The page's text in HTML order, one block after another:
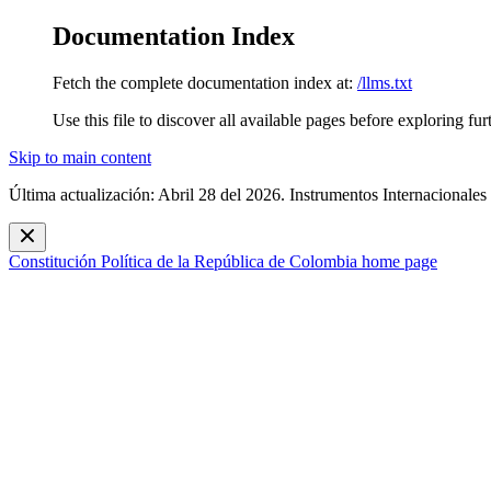
Documentation Index
Fetch the complete documentation index at: /llms.txt
Use this file to discover all available pages before exploring
Skip to main content
Última actualización: Abril 28 del 2026. Instrumentos Internacionales
Constitución Política de la República de Colombia home page